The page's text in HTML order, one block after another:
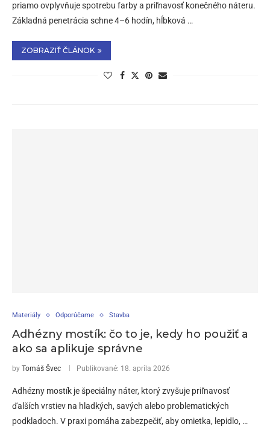
priamo ovplyvňuje spotrebu farby a priľnavosť konečného náteru.
Základná penetrácia schne 4–6 hodín, hĺbková …
ZOBRAZIŤ ČLÁNOK
Materiály Odporúčame Stavba
Adhézny mostík: čo to je, kedy ho použiť a
ako sa aplikuje správne
by Tomáš Švec Publikované: 18. apríla 2026
Adhézny mostík je špeciálny náter, ktorý zvyšuje priľnavosť
ďalších vrstiev na hladkých, savých alebo problematických
podkladoch. V praxi pomáha zabezpečiť, aby omietka, lepidlo, …